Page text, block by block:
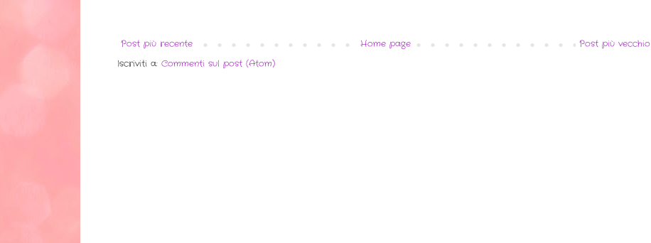
Post più recente Post più vecchio
Home page
Iscriviti a: Commenti sul post (Atom)